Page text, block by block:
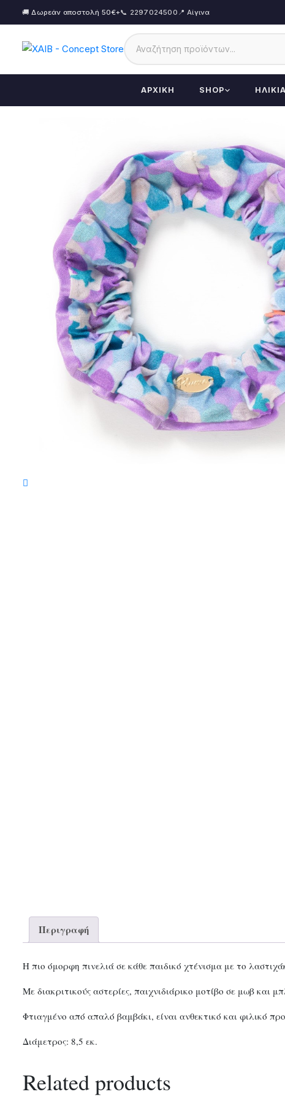
🚚 Δωρεάν αποστολή 50€+📞 2297024500 📍 Αίγινα
ΑΡΧΙΚΉ SHOP ΗΛΙΚΊΑ
Περιγραφή
Η πιο όμορφη πινελιά σε κάθε παιδικό χτένισμα με το
Με διακριτικούς αστερίες, παιχνιδιάρικο μοτίβο σε μωβ
Φτιαγμένο από απαλό βαμβάκι, είναι ανθεκτικό και φιλικό
Διάμετρος: 8,5 εκ.
Related products